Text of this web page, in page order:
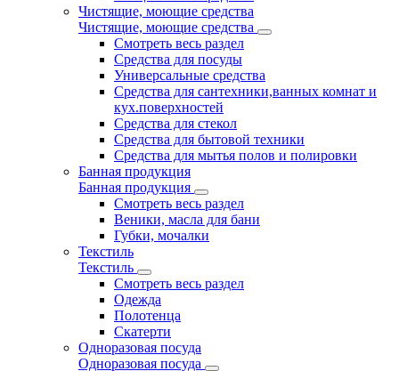
Чистящие, моющие средства
Чистящие, моющие средства
Смотреть весь раздел
Средства для посуды
Универсальные средства
Средства для сантехники,ванных комнат и
кух.поверхностей
Средства для стекол
Средства для бытовой техники
Средства для мытья полов и полировки
Банная продукция
Банная продукция
Смотреть весь раздел
Веники, масла для бани
Губки, мочалки
Текстиль
Текстиль
Смотреть весь раздел
Одежда
Полотенца
Скатерти
Одноразовая посуда
Одноразовая посуда